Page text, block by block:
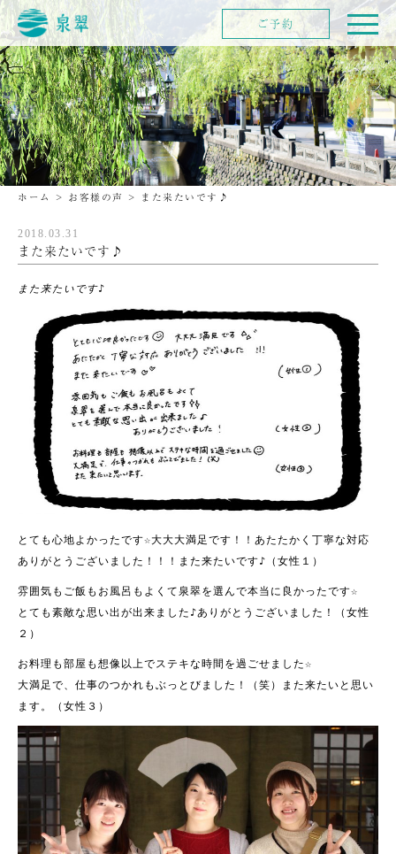
ホーム > お客様の声 > また来たいです♪
2018.03.31
また来たいです♪
また来たいです♪
とても心地よかったです☆大大大満足です！！ あたたかく丁寧な対応
ありがとうございました！！！また来たいです♪（女性１）
雰囲気もご飯もお風呂もよくて泉翠を選んで本当に良かったです☆
とても素敵な思い出が出来ました♪ありがとうございました！（女性
２）
お料理も部屋も想像以上でステキな時間を過ごせました☆
大満足で、仕事のつかれもぶっとびました！（笑）また来たいと思い
ます。（女性３）
ご予約